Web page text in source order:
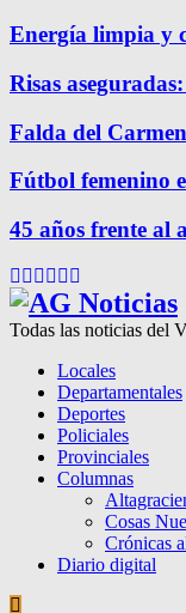
Energía limpia y
Risas
Falda del
Fútbol femenino
45 años frente
Facebook
Twitter
Instagram
Pinterest
Google
Todas las noticias del
Locales
Departamentales
Deportes
Policiales
Provinciales
Columnas
Cosas
Crónicas
Diario digital